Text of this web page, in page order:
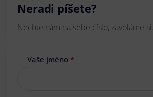
Neradi píšete?
Nechte nám na sebe číslo, zavoláme si.
Vaše jméno *